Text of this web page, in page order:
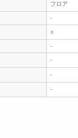
フロア
-
○
-
-
-
-